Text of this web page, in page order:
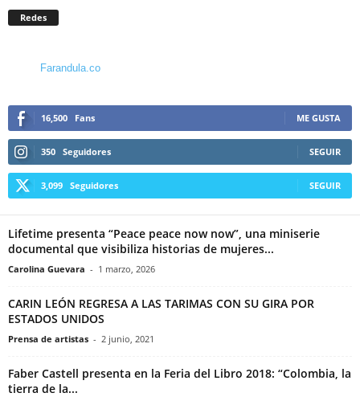
Redes
Farandula.co
16,500 Fans ME GUSTA
350 Seguidores SEGUIR
3,099 Seguidores SEGUIR
Lifetime presenta “Peace peace now now”, una miniserie
documental que visibiliza historias de mujeres...
Carolina Guevara - 1 marzo, 2026
CARIN LEÓN REGRESA A LAS TARIMAS CON SU GIRA POR
ESTADOS UNIDOS
Prensa de artistas - 2 junio, 2021
Faber Castell presenta en la Feria del Libro 2018: “Colombia, la
tierra de la...